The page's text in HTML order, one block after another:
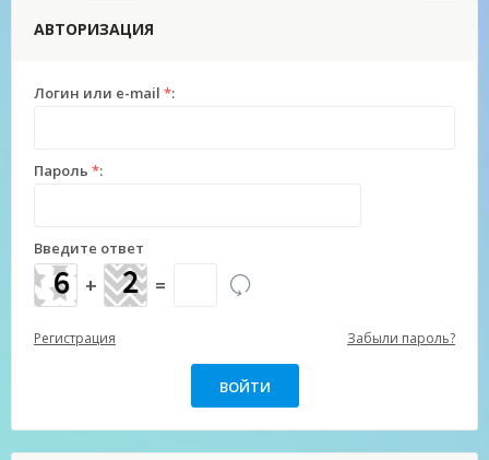
АВТОРИЗАЦИЯ
Логин или e-mail *:
Пароль *:
Введите ответ
+ =
Регистрация Забыли пароль?